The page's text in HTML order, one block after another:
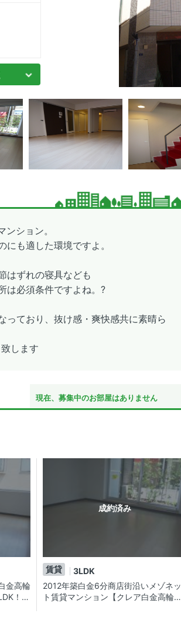
ション。
も適した環境ですよ。
はずれの寝具なども
は必須条件ですよね。?
っており、抜け感・爽快感共に素晴ら
します
現在、募集中のお部屋はありません
金高輪
！公
成約済み
賃貸
3LDK
2012年築白金6分商店街沿いメゾネッ
ト賃貸マンション【クレア白金高輪】